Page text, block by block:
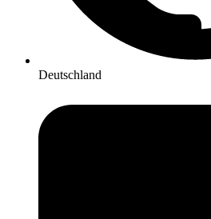
Deutschland